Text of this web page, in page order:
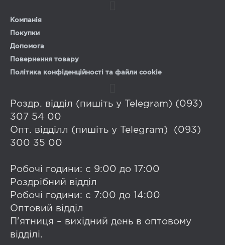
Компанія
Покупки
Допомога
Повернення товару
Політика конфіденційності та файли cookie
Роздр. відділ (пишіть у Telegram) (093)
307 54 00
Опт. відділл (пишіть у Telegram) (093)
300 35 00
Робочі години: с 9:00 до 17:00
Роздрібний відділ
Робочі години: с 7:00 до 14:00
Оптовий відділ
П'ятниця – вихідний день в оптовому
відділі.